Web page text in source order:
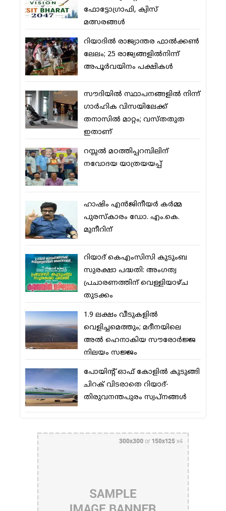
ഫോട്ടോഗ്രാഫി, ക്വിസ്
മത്സരങ്ങള്‍
റിയാദില്‍ രാജ്യാന്തര ഫാല്‍ക്കണ്‍
ലേലം; 25 രാജ്യങ്ങളില്‍നിന്ന്
അപൂര്‍വയിനം പക്ഷികള്‍
സൗദിയില്‍ സ്ഥാപനങ്ങളില്‍ നിന്ന്
ഗാര്‍ഹിക വിസയിലേക്ക്
തനാസില്‍ മാറ്റം; വസ്തതുത
ഇതാണ്
റസ്സല്‍ മഠത്തിപ്പറമ്പിലിന്
നവോദയ യാത്രയയപ്പ്
ഹാഷിം എന്‍ജിനീയര്‍ കര്‍മ്മ
പുരസ്‌കാരം ഡോ. എം.കെ.
മുനീറിന്
റിയാദ് കെഎംസിസി കുടുംബ
സുരക്ഷാ പദ്ധതി: അംഗത്വ
പ്രചാരണത്തിന് വെള്ളിയാഴ്ച
തുടക്കം
1.9 ലക്ഷം വീടുകളില്‍
വെളിച്ചമെത്തും; മദീനയിലെ
അല്‍ ഹെനാകിയ സൗരോര്‍ജ്ജ
നിലയം സജ്ജം
പോയിന്റ് ഓഫ് കോളില്‍ കുടുങ്ങി
ചിറക് വിടരാതെ റിയാദ്-
തിരുവനന്തപുരം സ്വപ്നങ്ങള്‍